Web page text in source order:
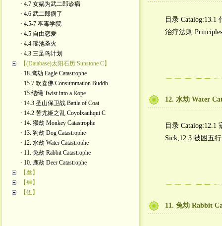
· 4.7 女娲为武二郎诊病
· 4.6 武二郎病了
· 4.5-7 巫毒学院
· 4.5 自由恋爱
· 4.4 瑶池圣火
· 4.3 三足鸟计划
【(Database)太阳石历 Sunstone C】
· 18.鹰劫 Eagle Catastrophe
· 15.7 欢喜佛 Consummation Buddh
· 15.结绳 Twist into a Rope
· 14.3 圣山保卫战 Battle of Coat
· 14.2 苦尤姬之乱 Coyolxauhqui C
· 14. 猴劫 Monkey Catastrophe
· 13. 狗劫 Dog Catastrophe
· 12. 水劫 Water Catastrophe
· 11. 兔劫 Rabbit Catastrophe
· 10. 鹿劫 Deer Catastrophe
【叁】
【肆】
【伍】
目录 Catalog:13.1
治疗法则
12. 水劫 Water
目录 Catalog:12.1
Sick;12.3 被困五
11. 兔劫 Rabbit